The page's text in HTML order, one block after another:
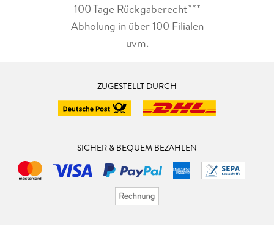
100 Tage Rückgaberecht***
Abholung in über 100 Filialen
uvm.
ZUGESTELLT DURCH
SICHER & BEQUEM BEZAHLEN